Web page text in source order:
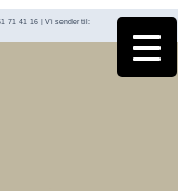
71 41 16 | Vi sender til: